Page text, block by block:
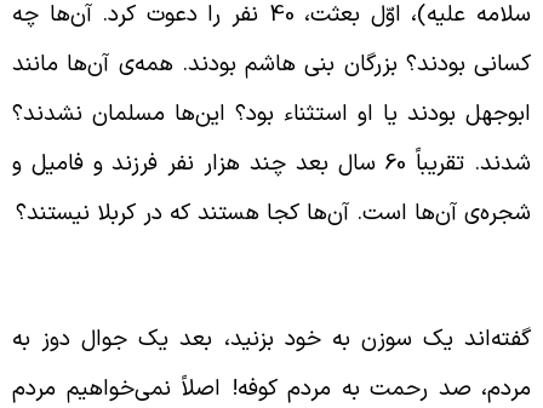
سلامه علیه)، اوّل بعثت، 40 نفر را دعوت کرد. آن‌ها چه
بودند؟ بزرگان بنی هاشم بودند. همه‌ی آن‌ها مانند
بودند یا او استثناء بود؟ این‌ها مسلمان نشدند؟
شدند. تقریباً 60 سال بعد چند هزار نفر فرزند و فامیل و
آن‌ها است. آن‌ها کجا هستند که در کربلا نیستند؟
یک سوزن به خود بزنید، بعد یک جوال دوز به
صد رحمت به مردم کوفه! اصلاً نمی‌خواهیم مردم